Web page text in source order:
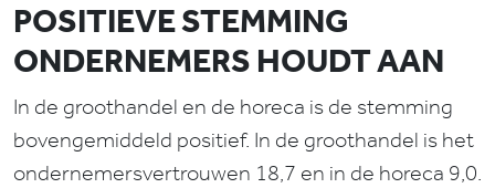
POSITIEVE STEMMING
ONDERNEMERS HOUDT AAN
In de groothandel en de horeca is de stemming
bovengemiddeld positief. In de groothandel is het
ondernemersvertrouwen 18,7 en in de horeca 9,0.